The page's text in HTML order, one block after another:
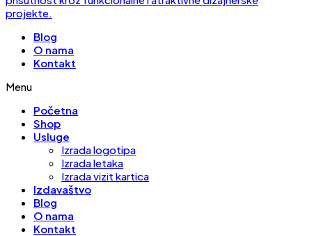
Blog
O nama
Kontakt
Menu
Početna
Shop
Usluge
Izrada logotipa
Izrada letaka
Izrada vizit kartica
Izdavaštvo
Blog
O nama
Kontakt